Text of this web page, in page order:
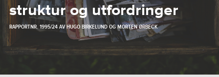
struktur og utfordringer
RAPPORTNR. 1995/24 AVHUGO BIRKELUNDOGMORTEN ØRBECK